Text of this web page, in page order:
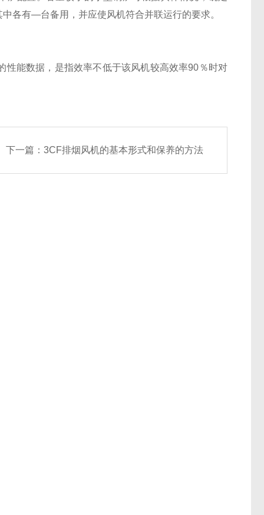
各有—台备用，并应使风机符合并联运行的要求。
能数据，是指效率不低于该风机较高效率90％时对
下一篇： 3CF排烟风机的基本形式和保养的方法